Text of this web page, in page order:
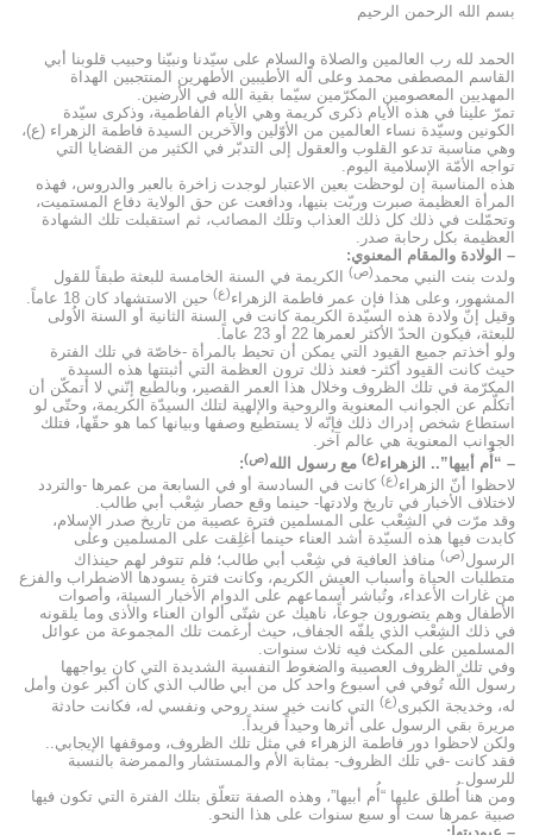
بسم الله الرحمن الرحيم
الحمد لله رب العالمين والصلاة والسلام على سيّدنا ونبيّنا وحبيب قلوبنا أبي
القاسم المصطفى محمد وعلى آله الأطيبين الأطهرين المنتجبين الهداة
المهديين المعصومين المكرّمين سيّما بقية الله في الأرضين.
تمرّ علينا في هذه الأيام ذكرى كريمة وهي الأيام الفاطمية، وذكرى سيّدة
الكونين وسيّدة نساء العالمين من الأوّلين والآخرين السيدة فاطمة الزهراء (ع)،
وهي مناسبة تدعو القلوب والعقول إلى التدبّر في الكثير من القضايا التي
تواجه الأمّة الإسلامية اليوم.
هذه المناسبة إن لوحظت بعين الاعتبار لوجدت زاخرة بالعبر والدروس، فهذه
المرأة العظيمة صبرت وربّت بنيها، ودافعت عن حق الولاية دفاع المستميت،
وتحمّلت في ذلك كل ذلك العذاب وتلك المصائب، ثم استقبلت تلك الشهادة
العظيمة بكل رحابة صدر.
– الولادة والمقام المعنوي:
ولدت بنت النبي محمد(ص)
الكريمة في السنة الخامسة للبعثة طبقاً للقول
المشهور، وعلى هذا فإن عمر فاطمة الزهراء(ع)
حين الاستشهاد كان 18 عاماً.
وقيل إنّ ولادة هذه السيّدة الكريمة كانت في السنة الثانية أو السنة الاُولى
للبعثة، فيكون الحدّ الأكثر لعمرها 22 أو 23 عاماً.
ولو أخذتم جميع القيود التي يمكن أن تحيط بالمرأة -خاصّة في تلك الفترة
حيث كانت القيود أكثر- فعند ذلك ترون العظمة التي أثبتتها هذه السيدة
المكرّمة في تلك الظروف وخلال هذا العمر القصير، وبالطبع إنّني لا أتمكّن أن
أتكلّم عن الجوانب المعنوية والروحية والإلهية لتلك السيدّة الكريمة، وحتّى لو
استطاع شخص إدراك ذلك فإنّه لا يستطيع وصفها وبيانها كما هو حقّها، فتلك
الجوانب المعنوية هي عالم آخر.
– “أُم أبيها”.. الزهراء(ع) مع رسول الله(ص):
لاحظوا أنّ الزهراء(ع) كانت في السادسة أو في السابعة من عمرها -والتردد
لاختلاف الأخبار في تاريخ ولادتها- حينما وقع حصار شِعْب أبي طالب.
وقد مرّت في الشِعْب على المسلمين فترة عصيبة من تاريخ صدر الإسلام،
كابدت فيها هذه السيّدة أشد العناء حينما اُغلِقت على المسلمين وعلى
الرسول(ص) منافذ العافية في شِعْب أبي طالب؛ فلم تتوفر لهم حينذاك
متطلبات الحياة وأسباب العيش الكريم، وكانت فترة يسودها الاضطراب والفزع
من غارات الأعداء، وتُباشر أسماعهم على الدوام الأخبار السيئة، وأصوات
الأطفال وهم يتضورون جوعاً، ناهيك عن شتّى ألوان العناء والأذى وما يلقونه
في ذلك الشِعْب الذي يلفّه الجفاف، حيث أُرغمت تلك المجموعة من عوائل
المسلمين على المكث فيه ثلاث سنوات.
وفي تلك الظروف العصيبة والضغوط النفسية الشديدة التي كان يواجهها
رسول اللّه تُوفي في أسبوع واحد كل من أبي طالب الذي كان أكبر عون وأمل
له، وخديجة الكبرى(ع)
التي كانت خير سند روحي ونفسي له، فكانت حادثة
مريرة بقي الرسول على أثرها وحيداً فريداً.
ولكن لاحظوا دور فاطمة الزهراء في مثل تلك الظروف، وموقفها الإيجابي..
فقد كانت -في تلك الظروف- بمثابة الأم والمستشار والممرضة بالنسبة
للرسول.
ومن هنا أُطلق عليها “أُم أبيها”، وهذه الصفة تتعلّق بتلك الفترة التي تكون فيها
صبية عمرها ست أو سبع سنوات على هذا النحو.